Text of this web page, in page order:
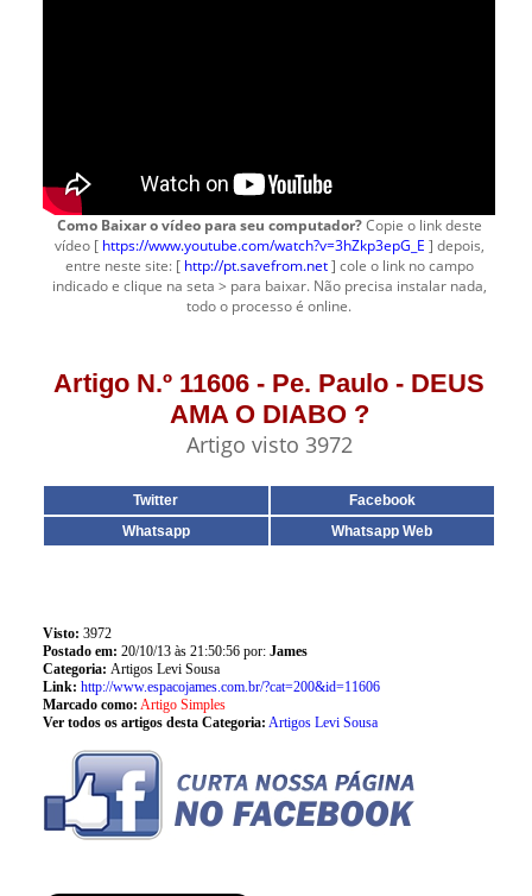
Como Baixar o vídeo para seu computador?Copie o link deste
vídeo [https://www.youtube.com/watch?v=3hZkp3epG_E ] depois,
entre neste site: [ http://pt.savefrom.net] cole o link no campo
indicado e clique na seta > para baixar. Não precisa instalar nada,
todo o processo é online.
Artigo N.º 11606 - Pe. Paulo - DEUS
AMA O DIABO ?
Artigo visto 3972
Twitter
Facebook
Whatsapp
Whatsapp Web
Visto: 3972
Postado em: 20/10/13 às 21:50:56 por: James
Categoria: Artigos Levi Sousa
Link: http://www.espacojames.com.br/?cat=200&id=11606
Marcado como: Artigo Simples
Ver todos os artigos desta Categoria: Artigos Levi Sousa